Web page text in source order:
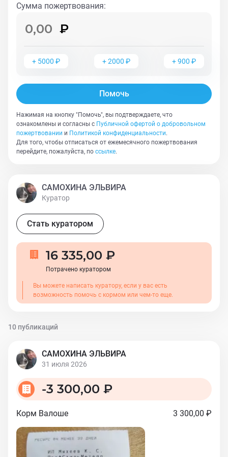
Сумма пожертвования:
+ 5000 ₽ +2000 ₽ +900 ₽
Помочь
Нажимая на кнопку "Помочь", вы подтверждаете, что
ознакомлены и согласны с Публичной офертой о добровольном
пожертвовании и Политикой конфиденциальности.
Для того, чтобы отписаться от ежемесячного пожертвования
перейдите, пожалуйста, по ссылке.
САМОХИНА ЭЛЬВИРА
Куратор
Стать куратором
16 335,00 ₽
Потрачено куратором
Вы можете написать куратору, если у вас есть
возможность помочь с кормом или чем-то еще.
10 публикаций
САМОХИНА ЭЛЬВИРА
31 июля 2026
-3 300,00 ₽
Корм Валоше 3 300,00 ₽